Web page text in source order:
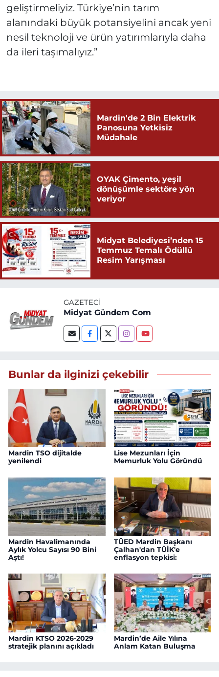
geliştirmeliyiz. Türkiye’nin tarım
alanındaki büyük potansiyelini ancak yeni
nesil teknoloji ve ürün yatırımlarıyla daha
da ileri taşımalıyız.”
Mardin'de 2 Bin Elektrik
Panosuna Yetkisiz
Müdahale
OYAK Çimento, yeşil
dönüşümle sektöre yön
veriyor
Midyat Belediyesi’nden 15
Temmuz Temalı Ödüllü
Resim Yarışması
GAZETECI
Midyat Gündem Com
Bunlar da ilginizi çekebilir
Mardin TSO dijitalde
yenilendi
Lise Mezunları İçin
Memurluk Yolu Göründü
Mardin Havalimanında
Aylık Yolcu Sayısı 90 Bini
Aştı!
TÜED Mardin Başkanı
Çalhan'dan TÜİK'e
enflasyon tepkisi:
Mardin KTSO 2026-2029
stratejik planını açıkladı
Mardin’de Aile Yılına
Anlam Katan Buluşma